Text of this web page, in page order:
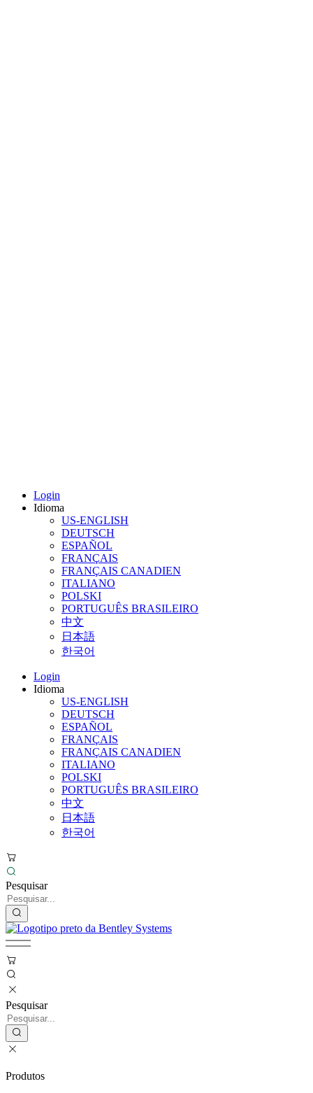
Login
Idioma
US-ENGLISH
DEUTSCH
ESPAÑOL
FRANÇAIS
FRANÇAIS CANADIEN
ITALIANO
POLSKI
PORTUGUÊS BRASILEIRO
中文
日本語
한국어
Login
Idioma
US-ENGLISH
DEUTSCH
ESPAÑOL
FRANÇAIS
FRANÇAIS CANADIEN
ITALIANO
POLSKI
PORTUGUÊS BRASILEIRO
中文
日本語
한국어
Pesquisar
Pesquisar
Produtos